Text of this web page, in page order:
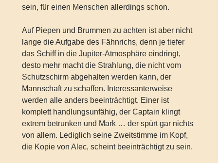
sein, für einen Menschen allerdings schon.
Auf Piepen und Brummen zu achten ist aber nicht
lange die Aufgabe des Fähnrichs, denn je tiefer
das Schiff in die Jupiter-Atmosphäre eindringt,
desto mehr macht die Strahlung, die nicht vom
Schutzschirm abgehalten werden kann, der
Mannschaft zu schaffen. Interessanterweise
werden alle anders beeinträchtigt. Einer ist
komplett handlungsunfähig, der Captain klingt
extrem betrunken und Mark … der spürt gar nichts
von allem. Lediglich seine Zweitstimme im Kopf,
die Kopie von Alec, scheint beeinträchtigt zu sein.